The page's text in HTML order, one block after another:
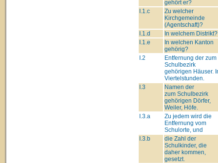
gehört er?
I.1.c
Zu welcher
Kirchgemeinde
(Agentschaft)?
I.1.d
In welchem Distrikt?
I.1.e
In welchen Kanton
gehörig?
I.2
Entfernung der zum
Schulbezirk
gehörigen Häuser.
Viertelstunden.
I.3
Namen der
zum Schulbezirk
gehörigen Dörfer,
Weiler, Höfe.
I.3.a
Zu jedem wird die
Entfernung vom
Schulorte, und
I.3.b
die Zahl der
Schulkinder, die
daher kommen,
gesetzt.